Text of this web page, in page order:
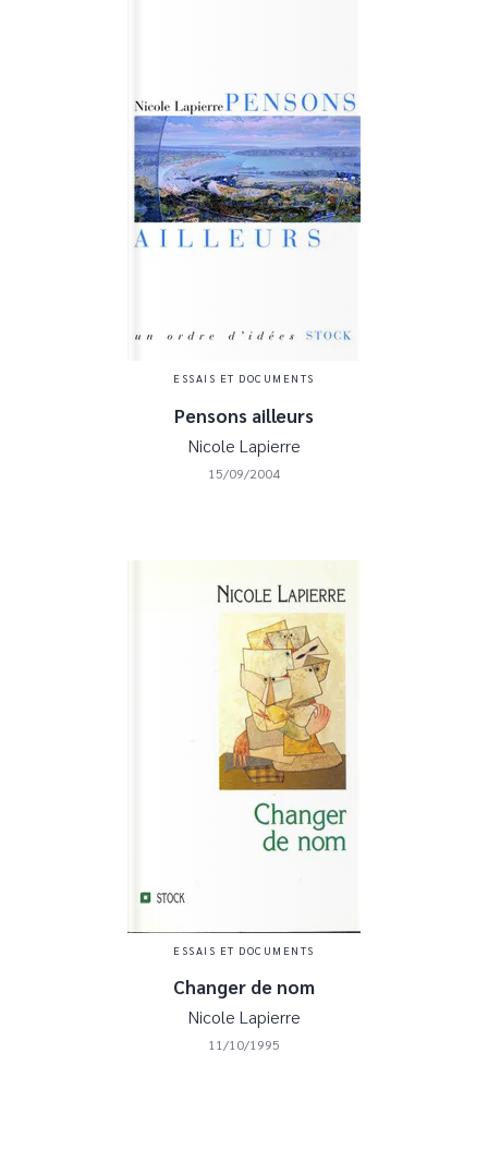
ESSAIS ET DOCUMENTS
Pensons ailleurs
Nicole Lapierre
15/09/2004
ESSAIS ET DOCUMENTS
Changer de nom
Nicole Lapierre
11/10/1995